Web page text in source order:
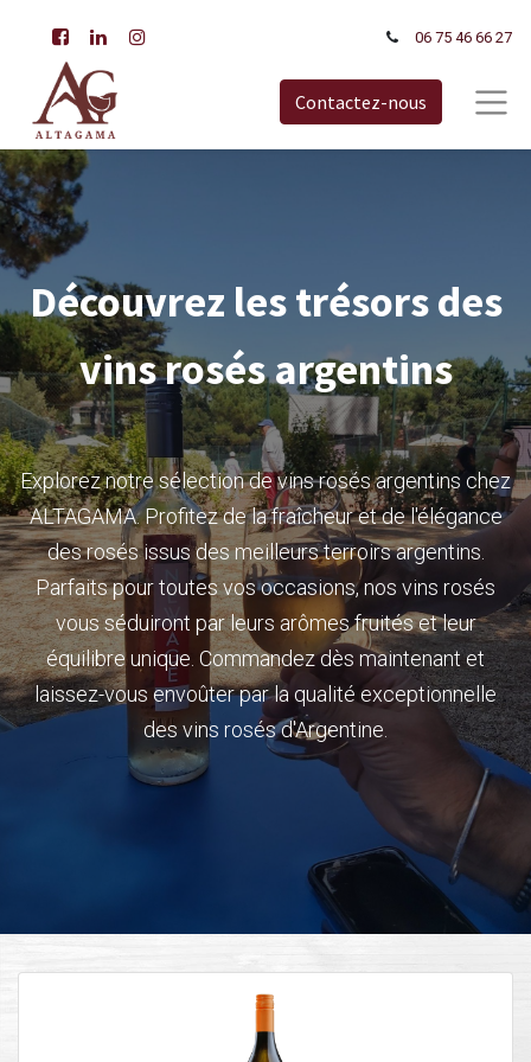
06 75 46 66​ 27
Contactez-nous
Découvrez les trésors des
vins rosés argentins
Explorez notre sélection de vins rosés argentins chez
ALTAGAMA. Profitez de la fraîcheur et de l'élégance
des rosés issus des meilleurs terroirs argentins.
Parfaits pour toutes vos occasions, nos vins rosés
vous séduiront par leurs arômes fruités et leur
équilibre unique. Commandez dès maintenant et
laissez-vous envoûter par la qualité exceptionnelle
des vins rosés d'Argentine.